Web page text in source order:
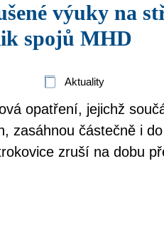
spojů MHD
Aktuality
opatření, jejichž
zasáhnou částečně i
zruší na dobu